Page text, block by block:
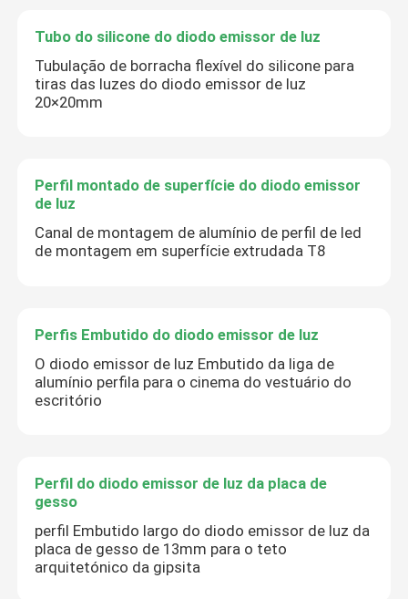
Tubo do silicone do diodo emissor de luz
Tubulação de borracha flexível do silicone para
tiras das luzes do diodo emissor de luz
20×20mm
Perfil montado de superfície do diodo emissor
de luz
Canal de montagem de alumínio de perfil de led
de montagem em superfície extrudada T8
Perfis Embutido do diodo emissor de luz
O diodo emissor de luz Embutido da liga de
alumínio perfila para o cinema do vestuário do
escritório
Perfil do diodo emissor de luz da placa de
gesso
perfil Embutido largo do diodo emissor de luz da
placa de gesso de 13mm para o teto
arquitetónico da gipsita